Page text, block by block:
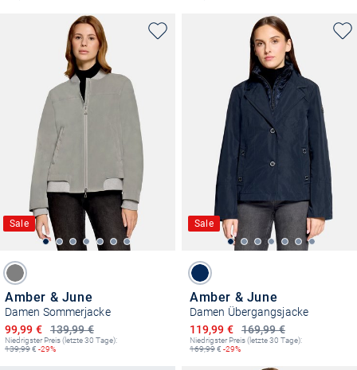
Sale
Amber & June
Damen Sommerjacke
139,99 €
Ermäßigter Preis
99,99 €
Niedrigster Preis (letzte 30 Tage):
139,99€ -29%
Sale
Amber & June
Damen Übergangsjacke
169,99 €
Ermäßigter Preis
119,99 €
Niedrigster Preis (letzte 30 Tage):
169,99€ -29%